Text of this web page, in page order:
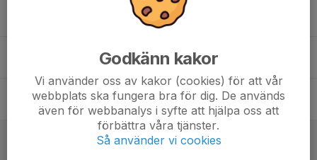
Godkänn kakor
Vi använder oss av kakor (cookies) för att vår
webbplats ska fungera bra för dig. De används
även för webbanalys i syfte att hjälpa oss att
förbättra våra tjänster.
Så använder vi cookies